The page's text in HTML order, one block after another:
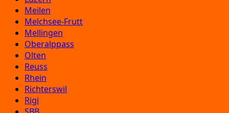
Meilen
Melchsee-Frutt
Mellingen
Oberalppass
Olten
Reuss
Rhein
Richterswil
Rigi